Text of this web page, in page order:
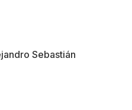
Sebastián